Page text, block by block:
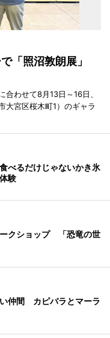
で「照沼敦朗展」
わせて8月13日～16日、
大宮区桜木町1）のギャラ
べるだけじゃないかき氷
験
クショップ 「恐竜の世
仲間 カピバラとマーラ